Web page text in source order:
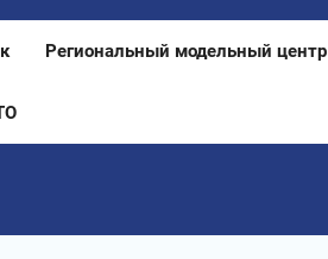
Региональный модельный центр